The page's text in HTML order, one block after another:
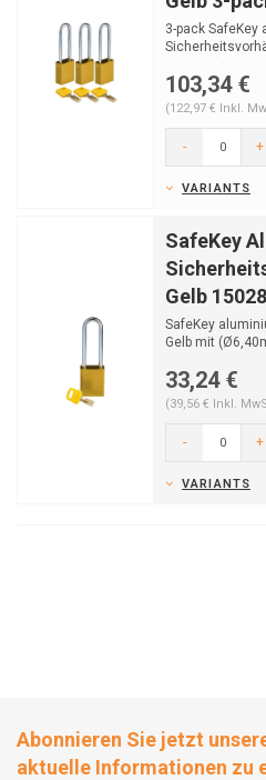
3-pack SafeKey
103,34 €
(122,97 € Inkl.
- +
VARIANTS
SafeKey
Gelb
SafeKey
Gelb mit
33,24 €
(39,56 € Inkl.
- +
VARIANTS
Abonnieren Sie jetzt
aktuelle Informationen zu